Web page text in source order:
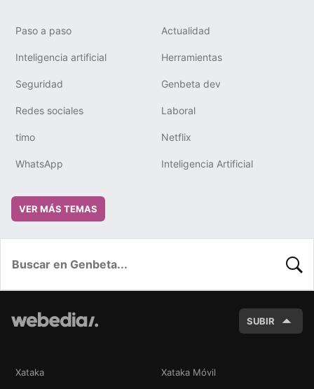
Paso a paso Actualidad
Inteligencia artificial Herramientas
Seguridad Genbeta dev
Redes sociales Laboral
timo Netflix
WhatsApp Inteligencia Artificial
VER MÁS TEMAS
SUBIR
Xataka Xataka Móvil